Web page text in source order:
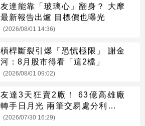
友達能靠「玻璃心」翻身？ 大摩
最新報告出爐 目標價也曝光
(2026/08/01 14:36)
槓桿斷裂引爆「恐慌極限」 謝金
河：8月股市得看「這2檔」
(2026/08/01 09:02)
友達3天狂賣2廠！ 63億高雄廠
轉手日月光 兩筆交易處分利益估
176.7億
(2026/07/30 16:29)